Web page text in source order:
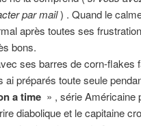
par mail) . Quand le
après toutes ses
bons.
ses barres de corn-flakes
ai préparés toute seule
a time » , série Américaine
diabolique et le capitaine